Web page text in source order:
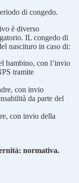
di congedo.
è diverso
IL congedo di
nascituro in caso di:
bambino, con l’invio
tramite
con invio
da parte del
con invio della
normativa.